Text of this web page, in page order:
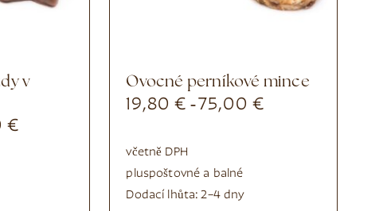
€
Ovocné perníkové mince
19,80€ -75,00 €
včetně DPH
pluspoštovné a balné
Dodací lhůta:2–4 dny